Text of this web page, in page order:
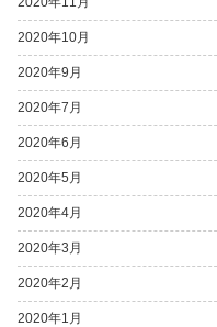
2020年10月
2020年9月
2020年7月
2020年6月
2020年5月
2020年4月
2020年3月
2020年2月
2020年1月